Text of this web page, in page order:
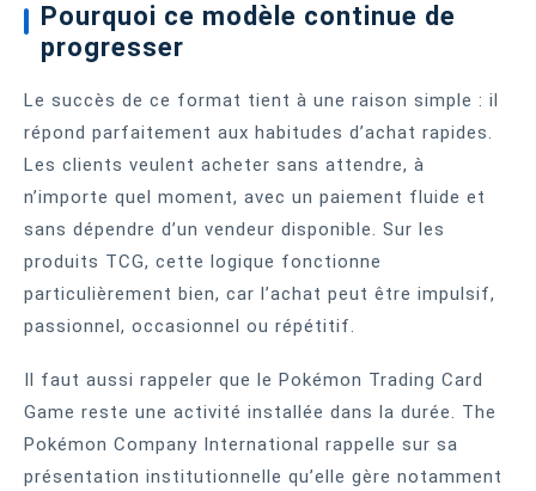
Pourquoi ce modèle continue de
progresser
Le succès de ce format tient à une raison simple : il
répond parfaitement aux habitudes d’achat rapides.
Les clients veulent acheter sans attendre, à
n’importe quel moment, avec un paiement fluide et
sans dépendre d’un vendeur disponible. Sur les
produits TCG, cette logique fonctionne
particulièrement bien, car l’achat peut être impulsif,
passionnel, occasionnel ou répétitif.
Il faut aussi rappeler que le Pokémon Trading Card
Game reste une activité installée dans la durée. The
Pokémon Company International rappelle sur sa
présentation institutionnelle qu’elle gère notamment